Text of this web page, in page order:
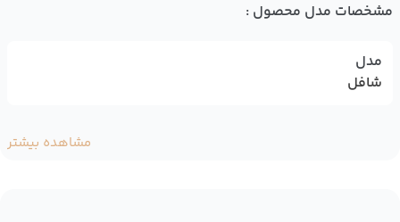
مشخصات مدل محصول :
مدل
شافل
مشاهده بیشتر